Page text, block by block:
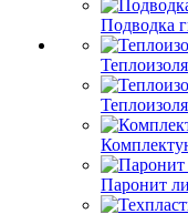
Подводка
Паронит